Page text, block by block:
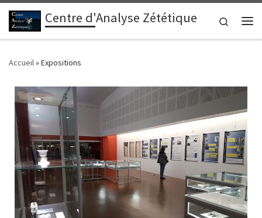
Passer au contenu
Centre d'Analyse Zététique
Search
Accueil»Expositions